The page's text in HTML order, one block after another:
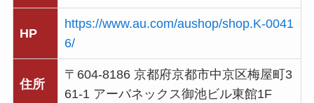
HP
https://www.au.com/aushop/shop.K-0041
6/
住所
〒604-8186 京都府京都市中京区梅屋町3
61-1 アーバネックス御池ビル東館1F